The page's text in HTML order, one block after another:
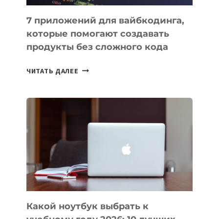
7 приложений для вайбкодинга,
которые помогают создавать
продукты без сложного кода
ЧИТАТЬ ДАЛЕЕ 7
ПОМОГАЮТ
СОЗДАВАТЬ
БЕЗ
СЛОЖНОГО
КОДА
Какой ноутбук выбрать к